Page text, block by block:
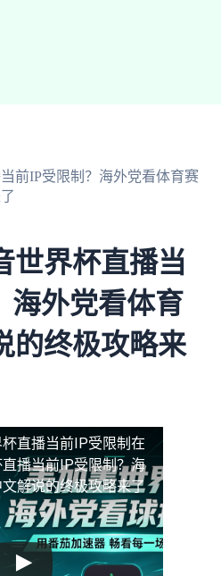
前IP受限制？海外党看体育赛
世界杯直播当
海外党看体育
的终极攻略来
直播当前IP受限制 在
播当前IP受限制？海
解说的终极攻略来了